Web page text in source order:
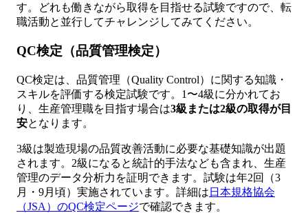
す。どれも働きながら取得を目指せる試験ですので、転
職活動と並行してチャレンジしてみてください。
QC検定（品質管理検定）
QC検定は、品質管理（Quality Control）に関する知識・
スキルを評価する検定試験です。1〜4級に分かれてお
り、生産管理職を目指す場合は3級または2級の取得が目
安となります。
3級は製造現場の品質改善活動に必要な基礎知識が出題
されます。2級になると統計的手法なども含まれ、生産
管理のデータ分析力を証明できます。試験は年2回（3
月・9月頃）実施されています。詳細は 日本規格協会
（JSA）のQC検定ページで確認できます。